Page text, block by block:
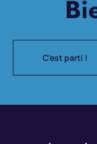
C'est parti !